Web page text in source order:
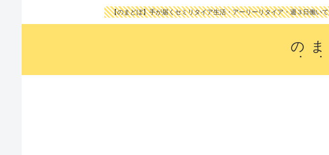
【のまどぼ】手が届くセミリタイア生活・アーリーリタイア・週３日働い
の